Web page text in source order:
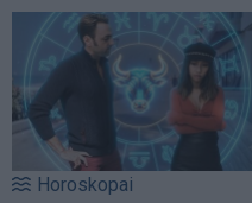
Horoskopai